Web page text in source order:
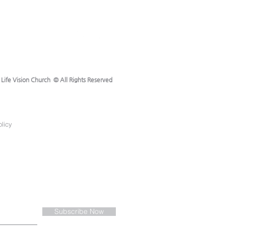
Vision Church © All Rights Reserved
Subscribe Now